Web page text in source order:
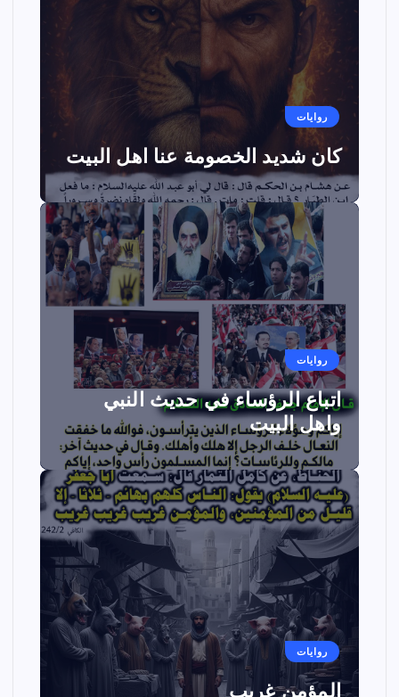
روايات
كان شديد الخصومة عنا اهل البيت
روايات
اتباع الرؤساء في حديث النبي
واهل البيت
روايات
المؤمن غريب